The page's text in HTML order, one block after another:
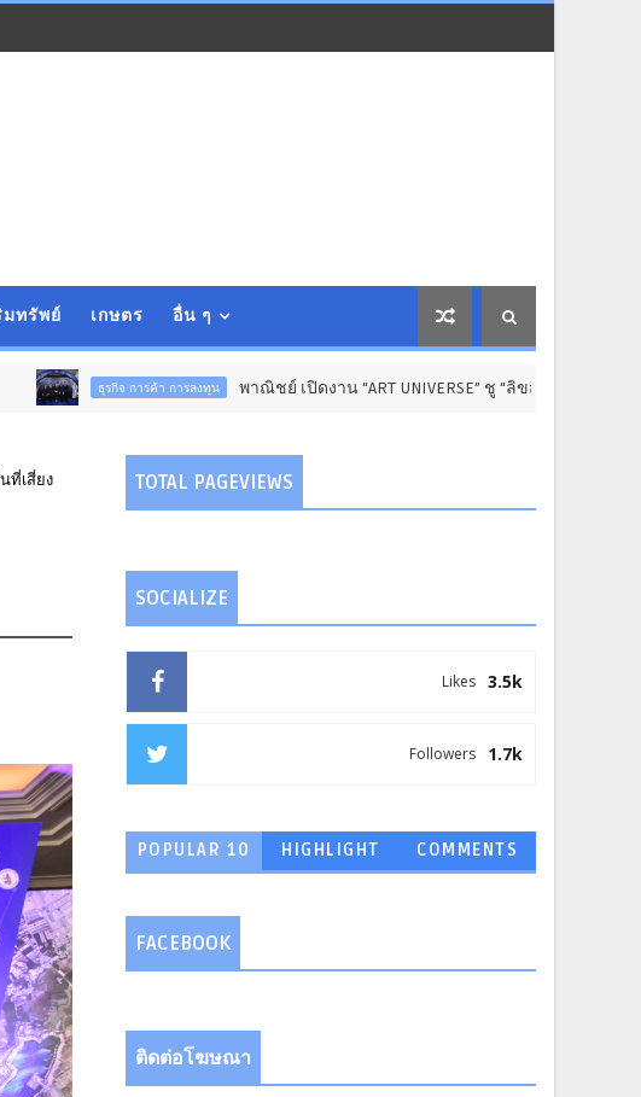
มทรัพย์ เกษตร อื่น ๆ
จ การค้า การลงทุน พาณิชย์ เปิดงาน “ART UNIVERSE” ชู “ลิขสิทธิ์” ขับเคลื่อนเศรษฐกิจสร้าง
ที่เสี่ยง
TOTAL PAGEVIEWS
SOCIALIZE
3.5k
Likes
1.7k
Followers
POPULAR 10 HIGHLIGHT COMMENTS
FACEBOOK
ติดต่อโฆษณา